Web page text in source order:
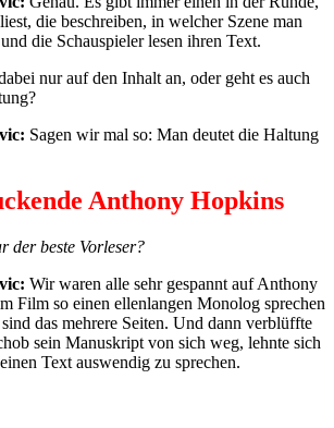
die beschreiben, in welcher Szene man
die Schauspieler lesen ihren Text.
nur auf den Inhalt an, oder geht es auch
Sagen wir mal so: Man deutet die Haltung
Anthony Hopkins
der beste Vorleser?
Wir waren alle sehr gespannt auf Anthony
Film so einen ellenlangen Monolog sprechen
das mehrere Seiten. Und dann verblüffte
sein Manuskript von sich weg, lehnte sich
Text auswendig zu sprechen.